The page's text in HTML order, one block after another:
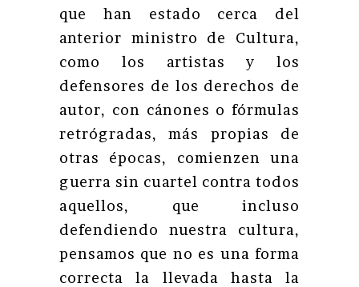
que han estado cerca del
anterior ministro de Cultura,
como los artistas y los
defensores de los derechos de
autor, con cánones o fórmulas
retrógradas, más propias de
otras épocas, comienzen una
guerra sin cuartel contra todos
aquellos, que incluso
defendiendo nuestra cultura,
pensamos que no es una forma
correcta la llevada hasta la